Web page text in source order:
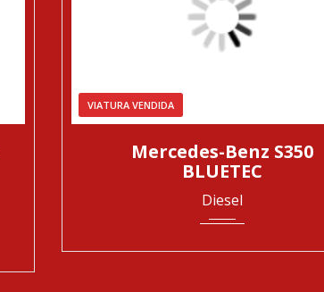
VIATURA VENDIDA
2013 Automática 285536
Mercedes-Benz S350
BLUETEC
Diesel